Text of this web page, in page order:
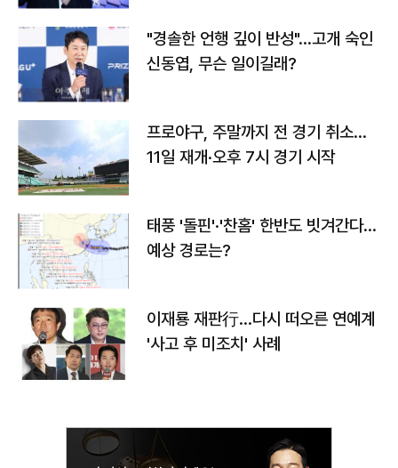
"경솔한 언행 깊이 반성"…고개 숙인
신동엽, 무슨 일이길래?
프로야구, 주말까지 전 경기 취소…
11일 재개·오후 7시 경기 시작
태풍 '돌핀'·'찬홈' 한반도 빗겨간다…
예상 경로는?
이재룡 재판行…다시 떠오른 연예계
'사고 후 미조치' 사례